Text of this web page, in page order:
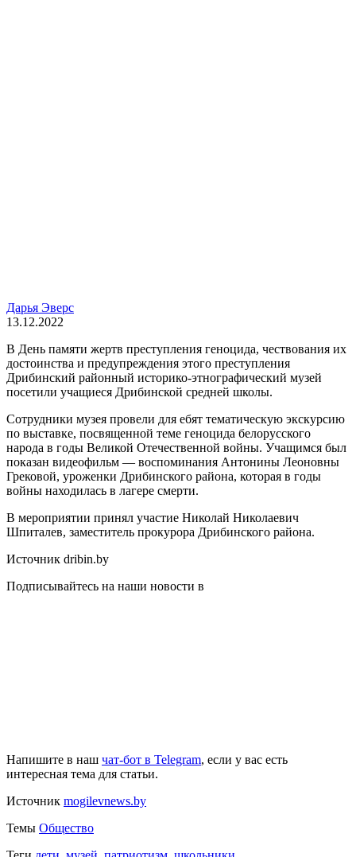
Дарья Эверс
13.12.2022
В День памяти жертв преступления геноцида, чествования их
достоинства и предупреждения этого преступления
Дрибинский районный историко-этнографический музей
посетили учащиеся Дрибинской средней школы.
Сотрудники музея провели для ебят тематическую экскурсию
по выставке, посвященной теме геноцида белорусского
народа в годы Великой Отечественной войны. Учащимся был
показан видеофильм — воспоминания Антонины Леоновны
Грековой, уроженки Дрибинского района, которая в годы
войны находилась в лагере смерти.
В мероприятии принял участие Николай Николаевич
Шпиталев, заместитель прокурора Дрибинского района.
Источник dribin.by
Подписывайтесь на наши новости в
Напишите в наш чат-бот в Telegram, если у вас есть
интересная тема для статьи.
Источник mogilevnews.by
Темы Общество